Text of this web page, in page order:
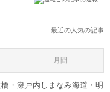
最近の人気の記事
月間
・瀬戸内しまなみ海道・明